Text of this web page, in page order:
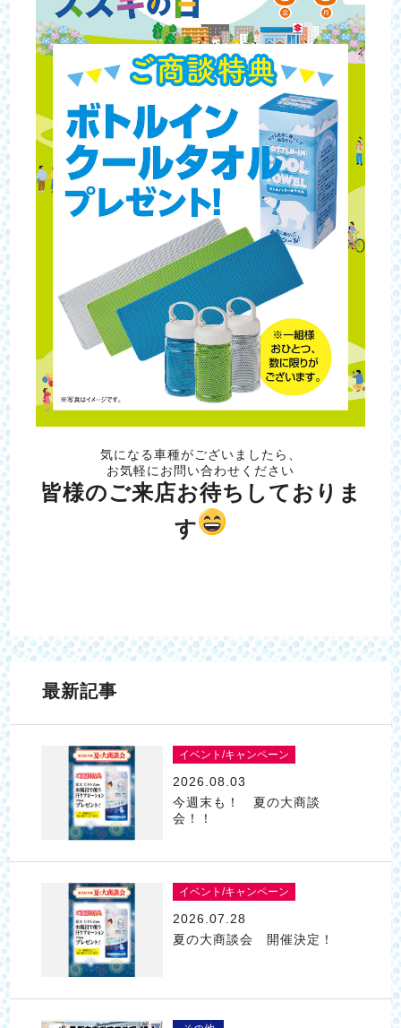
気になる車種がございましたら、
お気軽にお問い合わせください
皆様のご来店お待ちしておりま
す
最新記事
イベント/キャンペーン
2026.08.03
今週末も！ 夏の大商談
会！！
イベント/キャンペーン
2026.07.28
夏の大商談会 開催決定！